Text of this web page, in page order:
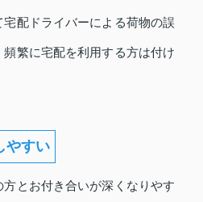
配ドライバーによる荷物の誤
繁に宅配を利用する方は付け
やすい
とお付き合いが深くなりやす